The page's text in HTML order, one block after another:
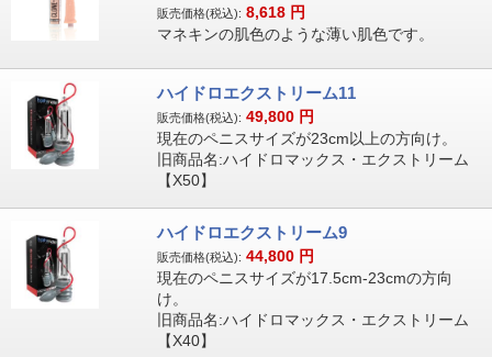
販売価格(税込): 8,618 円
マネキンの肌色のような薄い肌色です。
ハイドロエクストリーム11
販売価格(税込): 49,800 円
現在のペニスサイズが23cm以上の方向け。
旧商品名:ハイドロマックス・エクストリーム
【X50】
ハイドロエクストリーム9
販売価格(税込): 44,800 円
現在のペニスサイズが17.5cm-23cmの方向
け。
旧商品名:ハイドロマックス・エクストリーム
【X40】